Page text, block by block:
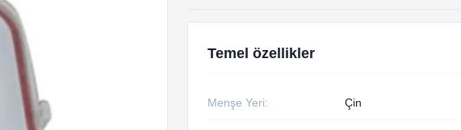
Temel özellikler
Menşe Yeri: Çin